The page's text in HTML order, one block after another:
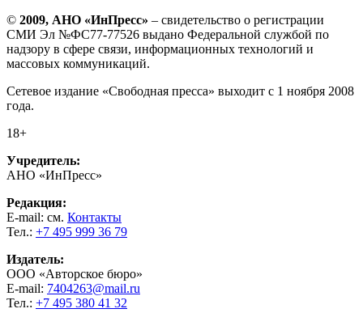
© 2009, АНО «ИнПресс» – свидетельство о регистрации
СМИ Эл №ФС77-77526 выдано Федеральной службой по
надзору в сфере связи, информационных технологий и
массовых коммуникаций.
Сетевое издание «Свободная пресса» выходит с 1 ноября 2008
года.
18+
Учредитель:
АНО «ИнПресс»
Редакция:
E-mail: см. Контакты
Тел.: +7 495 999 36 79
Издатель:
ООО «Авторское бюро»
E-mail: 7404263@mail.ru
Тел.: +7 495 380 41 32